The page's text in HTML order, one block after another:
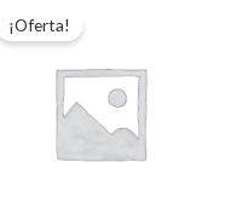
¡Oferta!